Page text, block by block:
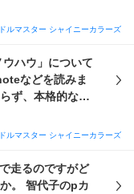
ています。
ル滞在率をつけて
を受ける ↓
ビジュアルの上
オーディション
Leaderを受け
を挙げました。
、その辺りもあ
いのかわかりま
いのかわかりま
ルマスター シャイニーカラーズ
ハウ」について
ず、本格的な育
・パーフェクト
UP（思い出
ルマスター シャイニーカラーズ
走るのですがど
。 智代子のpカ